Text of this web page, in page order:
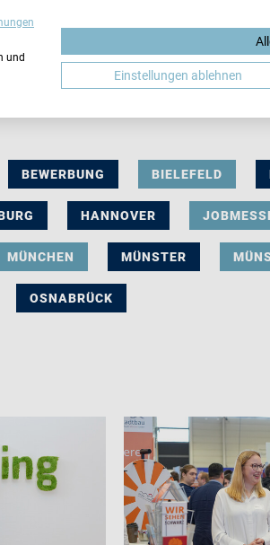
BEWERBUNG BIELEFELD
HANNOVER
MÜNCHEN MÜNSTER
OSNABRÜCK
und
Einstellungen ablehnen